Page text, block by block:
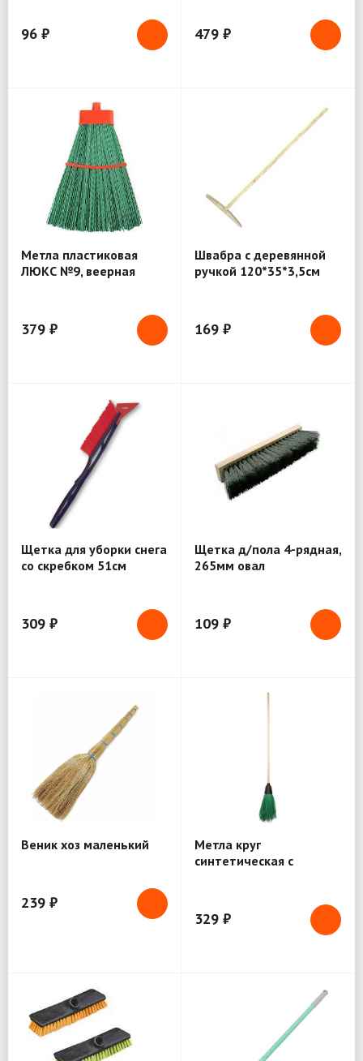
96 ₽ 479 ₽
Метла пластиковая
ЛЮКС №9, веерная
379 ₽
Швабра с деревянной
ручкой 120*35*3,5см
169 ₽
Щетка для уборки снега
со скребком 51см
309 ₽
Щетка д/пола 4-рядная,
265мм овал
109 ₽
Веник хоз маленький
239 ₽
Метла круг
синтетическая с
329 ₽